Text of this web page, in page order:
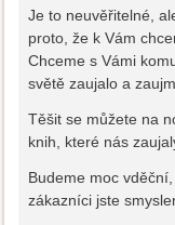
Je to neuvěřitelné,
proto, že k Vám
Chceme s Vámi
světě zaujalo a
Těšit se můžete na
knih, které nás
Budeme moc
zákazníci jste